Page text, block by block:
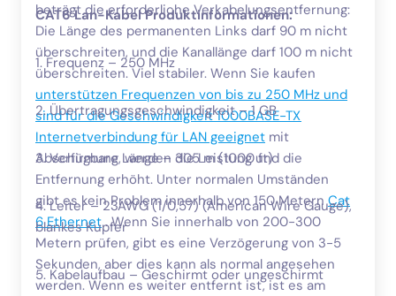
beträgt die erforderliche Verkabelungsentfernung:
Die Länge des permanenten Links darf 90 m nicht
überschreiten, und die Kanallänge darf 100 m nicht
überschreiten. Viel stabiler. Wenn Sie kaufen
unterstützen Frequenzen von bis zu 250 MHz und
sind für die Geschwindigkeit 1000BASE-TX
Internetverbindung für LAN geeignet mit
Abschirmung, werden die Leistung und die
Entfernung erhöht. Unter normalen Umständen
gibt es kein Problem innerhalb von 150 MeternCat
6 Ethernet. Wenn Sie innerhalb von 200-300
Metern prüfen, gibt es eine Verzögerung von 3-5
Sekunden, aber dies kann als normal angesehen
werden. Wenn es weiter entfernt ist, ist es am
CAT6 Lan-Kabel Produktinformationen:
1. Frequenz – 250 MHz
2. Übertragungsgeschwindigkeit – 1 GB
3. Verfügbare Länge – 305 m (1000 ft)
4. Leiter – 23AWG (1/0,57) (American Wire Gauge),
blankes Kupfer
5. Kabelaufbau – Geschirmt oder ungeschirmt